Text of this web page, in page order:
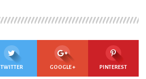
TWITTER GOOGLE + PINTEREST